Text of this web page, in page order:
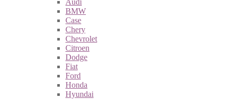
Audi
BMW
Case
Chery
Chevrolet
Citroen
Dodge
Fiat
Ford
Honda
Hyundai